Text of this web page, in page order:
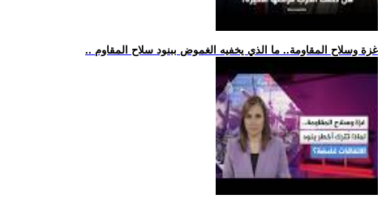
.. غزة وسلاح المقاومة.. ما الذي يخفيه الغموض ببنود سلاح المقاوم